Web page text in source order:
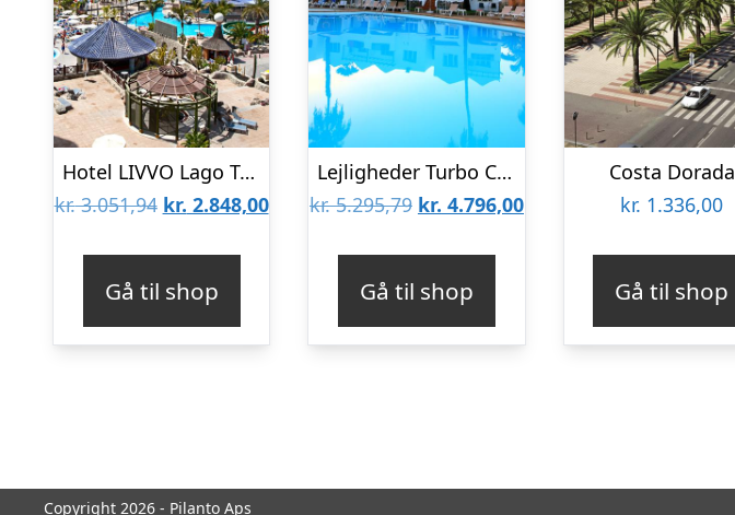
Hotel LIVVO Lago Taurito
kr.3.051,94 Den
var:
kr. 3.051,94.
kr. 2.848,00Den
kr. 2.848,00.
Gå til shop
Lejligheder Turbo Club Maspalomas
kr.5.295,79 Den
var:
kr. 5.295,79.
kr. 4.796,00Den
kr. 4.796,00.
Gå til shop
Costa Dorada
kr. 1.336,00
Gå til shop
Copyright 2026 - Pilanto Aps